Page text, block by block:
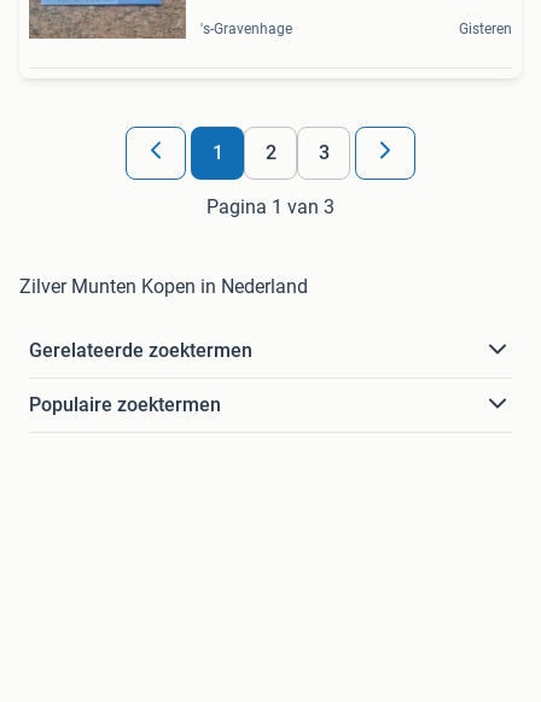
's-Gravenhage Gisteren
1 2 3
Pagina 1 van 3
Zilver Munten Kopen in Nederland
Gerelateerde zoektermen
Populaire zoektermen